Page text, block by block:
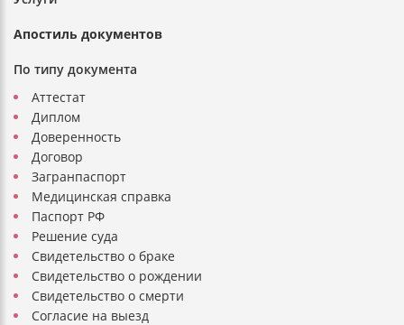
Апостиль документов
По типу документа
Аттестат
Диплом
Доверенность
Договор
Загранпаспорт
Медицинская справка
Паспорт РФ
Решение суда
Свидетельство о браке
Свидетельство о рождении
Свидетельство о смерти
Согласие на выезд